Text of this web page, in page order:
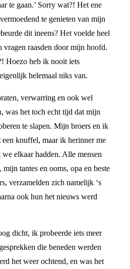
te gaan.’ Sorry wat?! Het ene
te genieten van mijn
dit ineens? Het voelde heel
raasden door mijn hoofd.
Hoezo heb ik nooit iets
helemaal niks van.
verwarring en ook wel
was het toch echt tijd dat mijn
te slapen. Mijn broers en ik
knuffel, maar ik herinner me
elkaar hadden. Alle mensen
tantes en ooms, opa en beste
verzamelden zich namelijk ‘s
ook hun het nieuws werd
dicht, ik probeerde iets meer
die beneden werden
het weer ochtend, en was het